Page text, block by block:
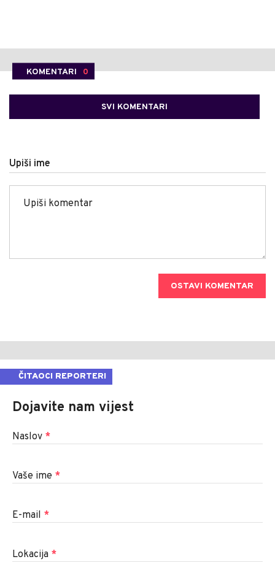
KOMENTARI 0
SVI KOMENTARI
Upiši ime
OSTAVI KOMENTAR
ČITAOCI REPORTERI
Dojavite nam vijest
Naslov *
Vaše ime *
E-mail *
Lokacija *